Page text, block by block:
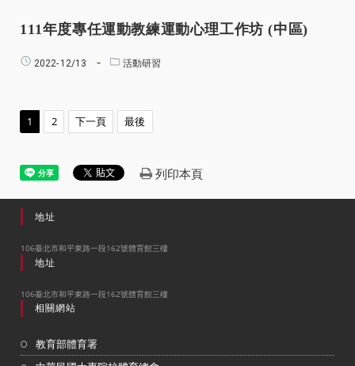
111年度專任運動教練運動心理工作坊 (中區)
2022- 12/13 活動研習
1 2 下一頁 最後
列印本頁
地址
106臺北市和平東路一段162號體育館三樓
地址
106臺北市和平東路一段162號體育館三樓
相關網站
教育部體育署